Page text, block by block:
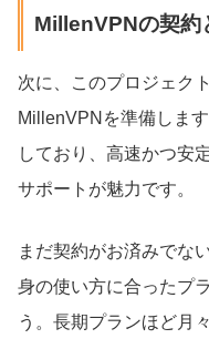
MillenVPNの契約
次に、このプロジェク
MillenVPNを準備しま
しており、高速かつ安
サポートが魅力です。
まだ契約がお済みでな
身の使い方に合ったプ
う。長期プランほど月